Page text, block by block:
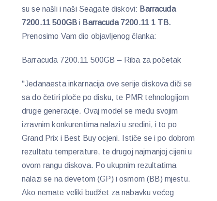
su se našli i naši Seagate diskovi: Barracuda
7200.11 500GBi Barracuda 7200.11 1 TB.
Prenosimo Vam dio objavljenog članka:
Barracuda 7200.11 500GB – Riba za početak
"Jedanaesta inkarnacija ove serije diskova diči se
sa do četiri ploče po disku, te PMR tehnologijom
druge generacije. Ovaj model se među svojim
izravnim konkurentima nalazi u sredini, i to po
Grand Prix i Best Buy ocjeni. Ističe se i po dobrom
rezultatu temperature, te drugoj najmanjoj cijeni u
ovom rangu diskova. Po ukupnim rezultatima
nalazi se na devetom (GP) i osmom (BB) mjestu.
Ako nemate veliki budžet za nabavku većeg